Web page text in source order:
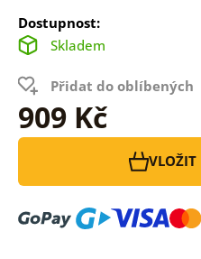
Dostupnost:
Skladem
Přidat do oblíbených
909 Kč
VLOŽIT